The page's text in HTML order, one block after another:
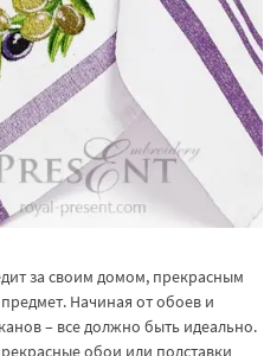
за своим домом, прекрасным
Начиная от обоев и
– все должно быть идеально.
обои или подставки